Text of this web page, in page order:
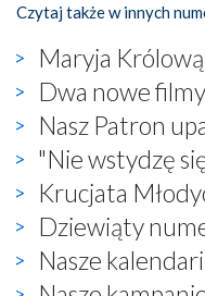
Czytaj także w innych
Maryja
Dwa nowe filmy
Nasz Patron
"Nie wstydzę
Krucjata
Dziewiąty
Nasze